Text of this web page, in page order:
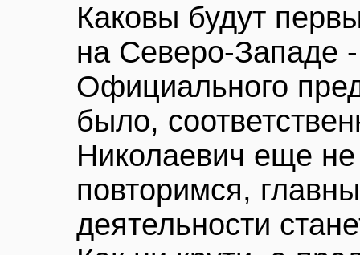
Каковы будут
на Северо-Западе
Официального
было,
Николаевич еще
повторимся,
деятельности